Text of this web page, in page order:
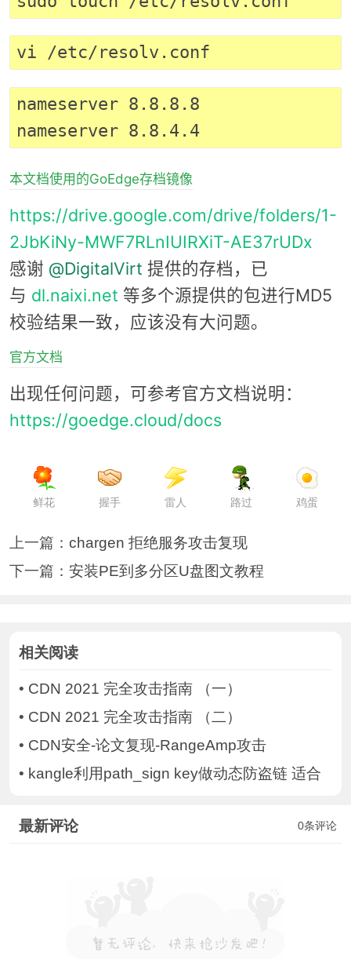
nameserver 8.8.8.8
nameserver 8.8.4.4
本文档使用的GoEdge存档镜像
https://drive.google.com/drive/folders/1-
2JbKiNy-MWF7RLnIUIRXiT-AE37rUDx
感谢 @DigitalVirt 提供的存档，已
与 dl.naixi.net 等多个源提供的包进行MD5
校验结果一致，应该没有大问题。
官方文档
出现任何问题，可参考官方文档说明：
https://goedge.cloud/docs
鲜花 握手 雷人 路过 鸡蛋
上一篇： chargen 拒绝服务攻击复现
下一篇： 安装PE到多分区U盘图文教程
相关阅读
• CDN 2021 完全攻击指南 （一）
• CDN 2021 完全攻击指南 （二）
• CDN安全-论文复现-RangeAmp攻击
• kangle利用path_sign key做动态防盗链 适合
0条评论
最新评论